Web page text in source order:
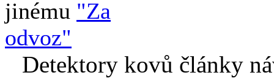
jinému "Za
odvoz"
Detektory kovů články